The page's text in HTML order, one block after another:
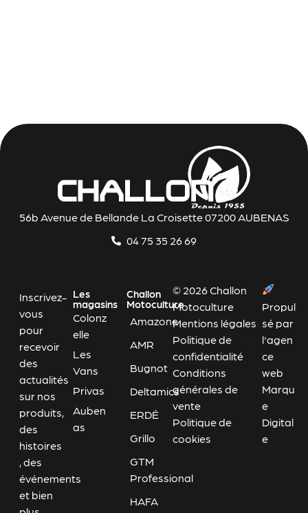
56b Avenue de Bellande La Croisette 07200 AUBENAS
04 75 35 26 69
Inscrivez-
vous
pour
recevoir
des
actualités
sur nos
produits,
des
histoires
, des
événements
et bien
Les
magasins
Colonz
elle
Les
Vans
Privas
Auben
as
Challon
Motoculture
Amazone
AMR
Bugnot
Deltamics
ERDÉ
Grillo
GTM
Professional
HAFA
© 2026 Challon
Motoculture
Mentions légales
Politique de
confidentialité
Conditions
générales de
vente
Politique de
cookies
Propul
sé par
l'agen
ce
web
Marqu
e
Digital
e